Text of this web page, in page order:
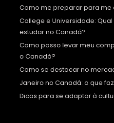
Como me preparar para me
College e Universidade:
estudar no Canadá?
Como posso levar meu
o Canadá?
Como se destacar no
Janeiro no Canadá: o que
Dicas para se adaptar à